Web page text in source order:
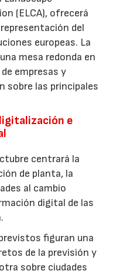
(ELCA), ofrecerá
del
europeas. La
mesa redonda en
empresas y
sobre las principales
e
centrará la
de planta, la
al cambio
digital de las
figuran una
de la previsión y
sobre ciudades